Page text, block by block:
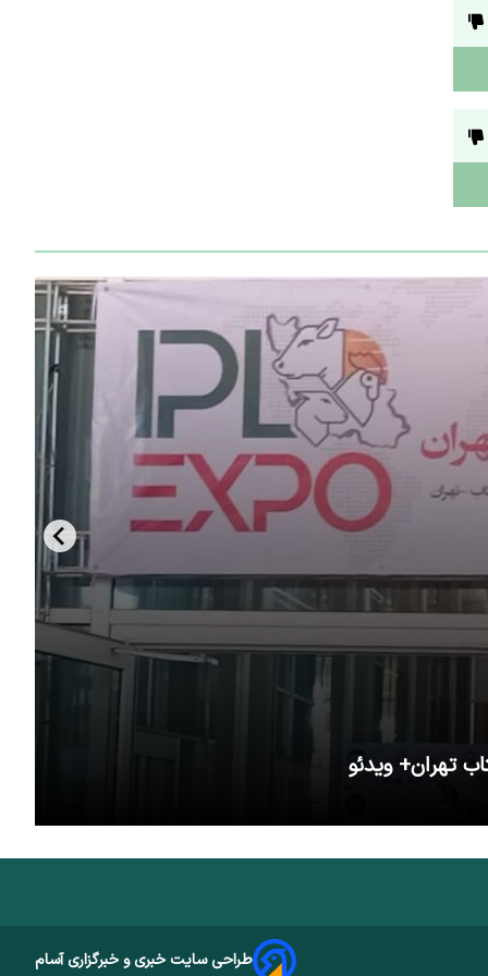
تهران+ ویدئو
طراحی سایت خبری و خبرگزاری آسام